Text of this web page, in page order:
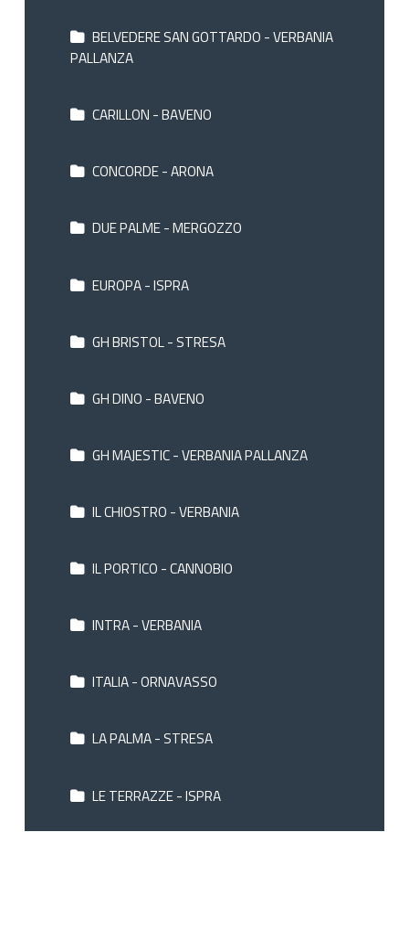
BELVEDERE SAN GOTTARDO - VERBANIA
PALLANZA
CARILLON - BAVENO
CONCORDE - ARONA
DUE PALME - MERGOZZO
EUROPA - ISPRA
GH BRISTOL - STRESA
GH DINO - BAVENO
GH MAJESTIC - VERBANIA PALLANZA
IL CHIOSTRO - VERBANIA
IL PORTICO - CANNOBIO
INTRA - VERBANIA
ITALIA - ORNAVASSO
LA PALMA - STRESA
LE TERRAZZE - ISPRA